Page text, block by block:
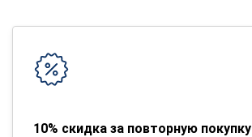
10% скидка за повторную покупку